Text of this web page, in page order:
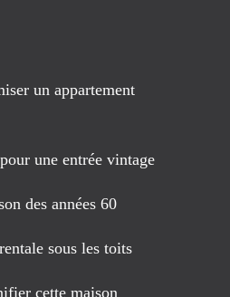
un appartement
une entrée vintage
des années 60
sous les toits
cette maison